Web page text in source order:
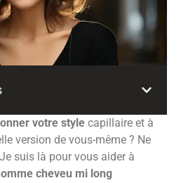
votre style capillaire et à
version de vous-même ? Ne
suis là pour vous aider à
cheveu mi long